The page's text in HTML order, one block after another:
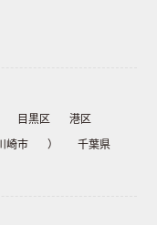
目黒区
港区
崎市 ）
千葉県